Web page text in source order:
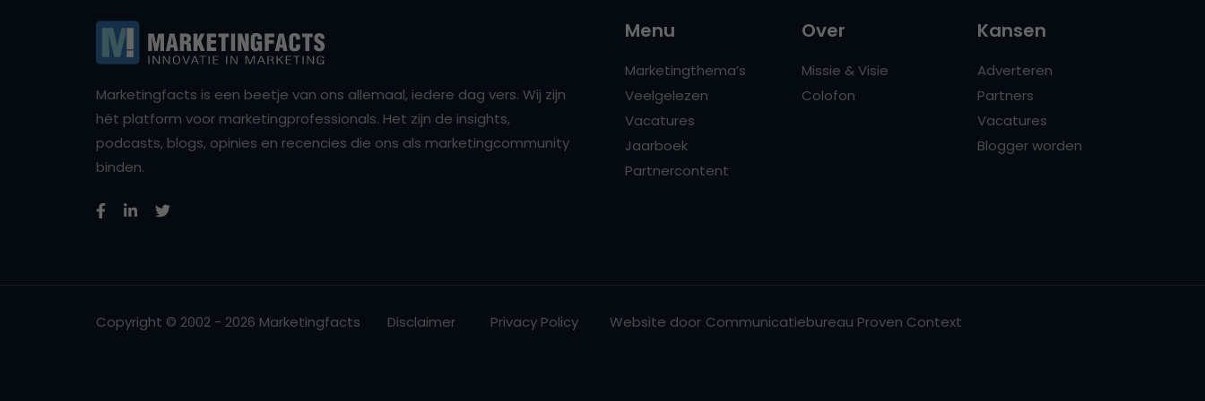
Marketingfacts is een beetje van ons allemaal, iedere dag vers. Wij zijn
hét platform voor marketingprofessionals. Het zijn de insights,
podcasts, blogs, opinies en recencies die ons als marketingcommunity
binden.
Menu
Marketingthema’s
Veelgelezen
Vacatures
Jaarboek
Partnercontent
Over
Missie & Visie
Colofon
Kansen
Adverteren
Partners
Vacatures
Blogger worden
Copyright © 2002 - 2026 Marketingfacts Disclaimer Privacy Policy Website door Communicatiebureau Proven Context